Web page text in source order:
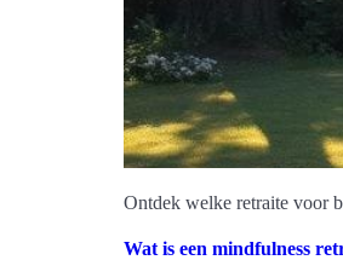
Ontdek welke retraite voor
Wat is een mindfulness